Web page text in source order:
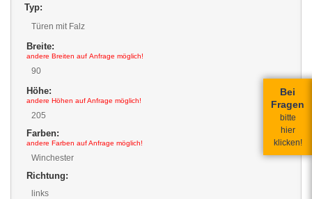
Typ:
Türen mit Falz
Breite:
andere Breiten auf Anfrage möglich!
90
Höhe:
andere Höhen auf Anfrage möglich!
205
Farben:
andere Farben auf Anfrage möglich!
Winchester
Richtung:
links
Bei
Fragen
bitte
hier
klicken!